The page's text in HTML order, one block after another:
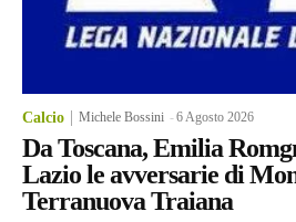
Calcio Michele Bossini -6 Agosto 2026
Da Toscana, Emilia
Lazio le avversarie di
Terranuova Traiana